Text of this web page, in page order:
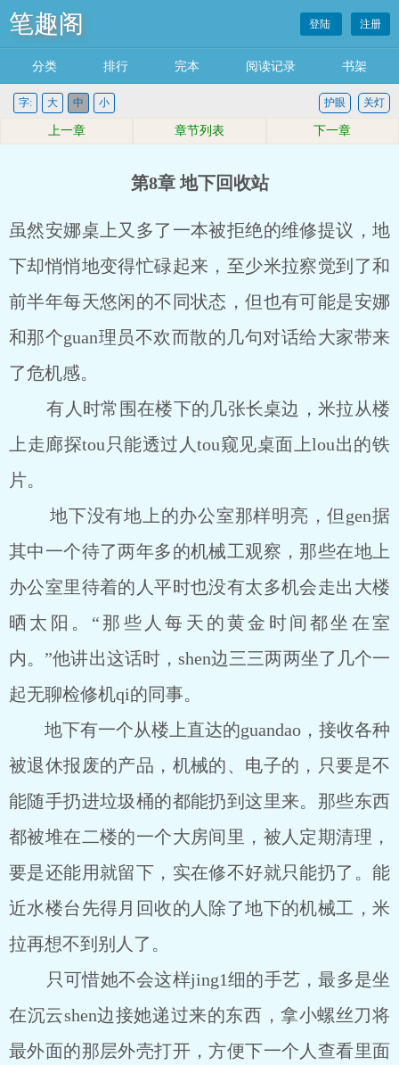
笔趣阁 登陆 注册
分类 排行 完本 阅读记录 书架
字: 大 中 小 关灯
护眼
上一章 章节列表 下一章
第8章 地下回收站
虽然安娜桌上又多了一本被拒绝的维修提议，地
下却悄悄地变得忙碌起来，至少米拉察觉到了和
前半年每天悠闲的不同状态，但也有可能是安娜
和那个guan理员不欢而散的几句对话给大家带来
了危机感。
有人时常围在楼下的几张长桌边，米拉从楼
上走廊探tou只能透过人tou窥见桌面上lou出的铁
片。
地下没有地上的办公室那样明亮，但gen据
其中一个待了两年多的机械工观察，那些在地上
办公室里待着的人平时也没有太多机会走出大楼
晒太阳。“那些人每天的黄金时间都坐在室
内。”他讲出这话时，shen边三三两两坐了几个一
起无聊检修机qi的同事。
地下有一个从楼上直达的guandao，接收各种
被退休报废的产品，机械的、电子的，只要是不
能随手扔进垃圾桶的都能扔到这里来。那些东西
都被堆在二楼的一个大房间里，被人定期清理，
要是还能用就留下，实在修不好就只能扔了。能
近水楼台先得月回收的人除了地下的机械工，米
拉再想不到别人了。
只可惜她不会这样jing1细的手艺，最多是坐
在沉云shen边接她递过来的东西，拿小螺丝刀将
最外面的那层外壳打开，方便下一个人查看里面